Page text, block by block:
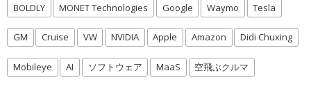
BOLDLY MONET Technologies Google Waymo Tesla
GM Cruise VW NVIDIA Apple Amazon Didi Chuxing
Mobileye AI ソフトウェア MaaS 空飛ぶクルマ